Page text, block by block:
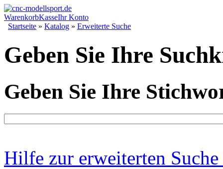
WarenkorbKasseIhr Konto
Startseite » Katalog » Erweiterte Suche
Geben Sie Ihre
Geben Sie Ihre
Hilfe zur erweiterten Suche